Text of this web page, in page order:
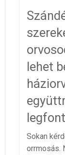
lehet
Sokan
orrmosás.